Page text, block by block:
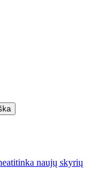
naujų skyrių